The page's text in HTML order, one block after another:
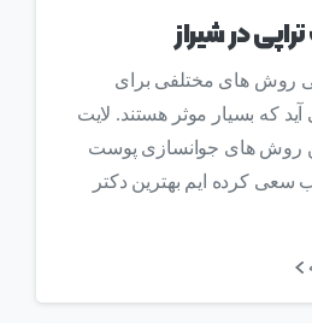
در شیراز
روش های مختلفی برای
که بسیار موثر هستند. لایت
روش های جوانسازی پوست
سعی کرده ایم بهترین دکتر